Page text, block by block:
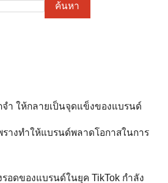
ค้นหา
จำ ให้กลายเป็นจุดแข็งของแบรนด์
รางทำให้แบรนด์พลาดโอกาสในการ
รอดของแบรนด์ในยุค TikTok กำลัง